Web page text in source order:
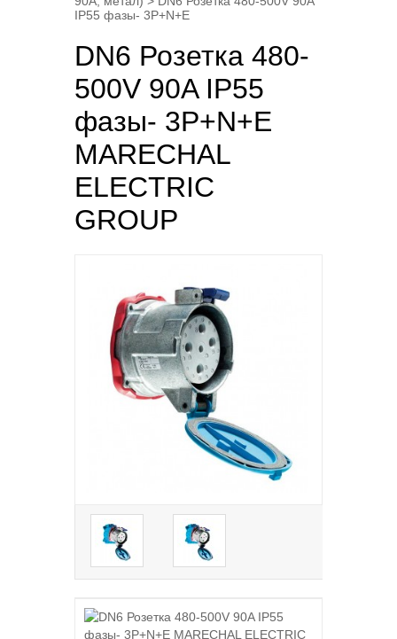
IP55 фазы- 3P+N+E
DN6 Розетка 480-
500V 90A IP55
фазы- 3P+N+E
MARECHAL
ELECTRIC
GROUP